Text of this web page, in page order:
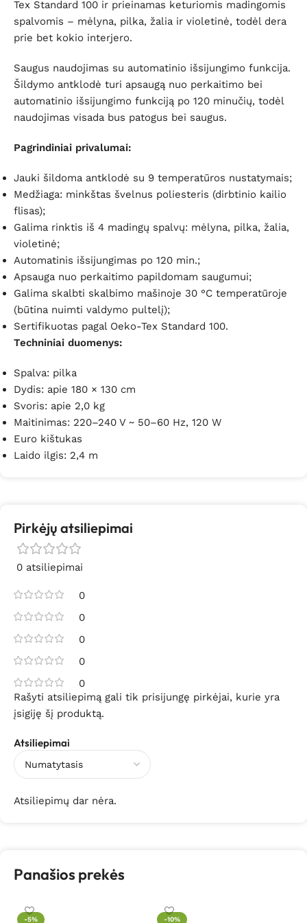
Tex Standard 100 ir prieinamas keturiomis madingomis
spalvomis – mėlyna, pilka, žalia ir violetinė, todėl dera
prie bet kokio interjero.
Saugus naudojimas su automatinio išsijungimo funkcija.
Šildymo antklodė turi apsaugą nuo perkaitimo bei
automatinio išsijungimo funkciją po 120 minučių, todėl
naudojimas visada bus patogus bei saugus.
Pagrindiniai privalumai:
Jauki šildoma antklodė su 9 temperatūros nustatymais;
Medžiaga: minkštas švelnus poliesteris (dirbtinio kailio
flisas);
Galima rinktis iš 4 madingų spalvų: mėlyna, pilka, žalia,
violetinė;
Automatinis išsijungimas po 120 min.;
Apsauga nuo perkaitimo papildomam saugumui;
Galima skalbti skalbimo mašinoje 30 °C temperatūroje
(būtina nuimti valdymo pultelį);
Sertifikuotas pagal Oeko-Tex Standard 100.
Techniniai duomenys:
Spalva: pilka
Dydis: apie 180 × 130 cm
Svoris: apie 2,0 kg
Maitinimas: 220–240 V ~ 50–60 Hz, 120 W
Euro kištukas
Laido ilgis: 2,4 m
Pirkėjų atsiliepimai
0 atsiliepimai
0
0
0
0
0
Atsiliepimai
Atsiliepimų dar nėra.
Rašyti atsiliepimą gali tik prisijungę pirkėjai, kurie yra
įsigiję šį produktą.
Panašios prekės
-5% -10%